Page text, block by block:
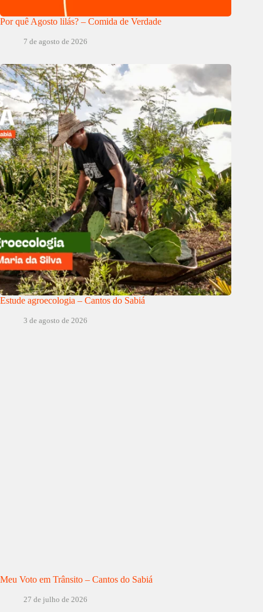
Por quê Agosto lilás? – Comida de Verdade
7 de agosto de 2026
Estude agroecologia – Cantos do Sabiá
3 de agosto de 2026
Meu Voto em Trânsito – Cantos do Sabiá
27 de julho de 2026